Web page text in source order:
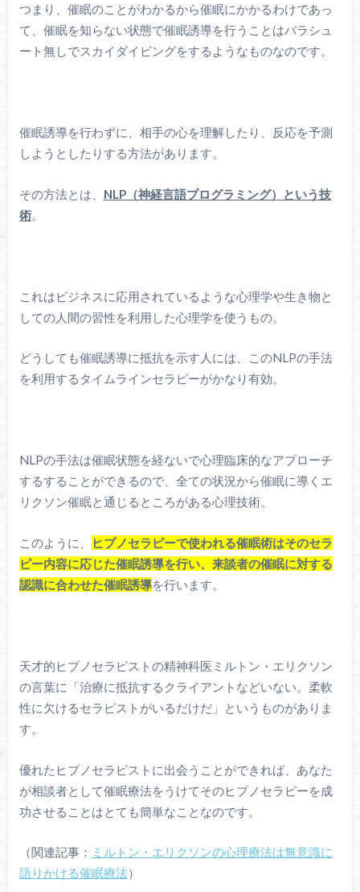
つまり、催眠のことがわかるから催眠にかかるわけであっ
て、催眠を知らない状態で催眠誘導を行うことはパラシュ
ート無しでスカイダイビングをするようなものなのです。
催眠誘導を行わずに、相手の心を理解したり、反応を予測
しようとしたりする方法があります。
その方法とは、 NLP（神経言語プログラミング）という技
術。
これはビジネスに応用されているような心理学や生き物と
しての人間の習性を利用した心理学を使うもの。
どうしても催眠誘導に抵抗を示す人には、このNLPの手法
を利用するタイムラインセラピーがかなり有効。
NLPの手法は催眠状態を経ないで心理臨床的なアプローチ
するすることができるので、全ての状況から催眠に導くエ
リクソン催眠と通じるところがある心理技術。
このように、
ヒプノセラピーで使われる催眠術はそのセラ
ピー内容に応じた催眠誘導を行い、来談者の催眠に対する
認識に合わせた催眠誘導を行います。
天才的ヒプノセラピストの精神科医ミルトン・エリクソン
の言葉に「治療に抵抗するクライアントなどいない。柔軟
性に欠けるセラピストがいるだけだ」というものがありま
す。
優れたヒプノセラピストに出会うことができれば、あなた
が相談者として催眠療法をうけてそのヒプノセラピーを成
功させることはとても簡単なことなのです。
（関連記事： ミルトン・エリクソンの心理療法は無意識に
語りかける催眠療法）